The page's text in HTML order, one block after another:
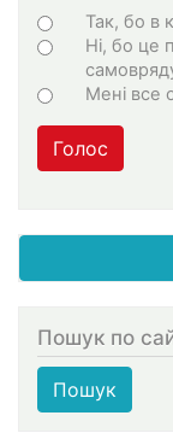
Варіанти
Так, бо в
Ні, бо це
Мені все
Голос
Пошук по
Пошук